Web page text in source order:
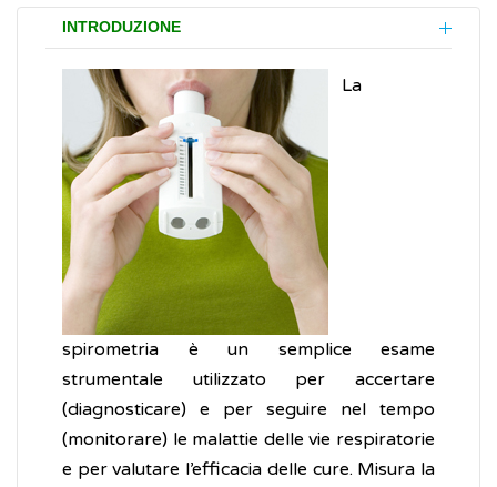
INTRODUZIONE
La
spirometria è un semplice esame
strumentale utilizzato per accertare
(diagnosticare) e per seguire nel tempo
(monitorare) le malattie delle vie respiratorie
e per valutare l’efficacia delle cure. Misura la